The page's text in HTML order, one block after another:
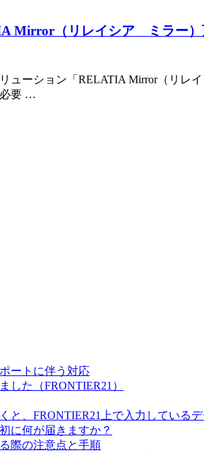
Mirror（リレイシア ミラー）
ューション「RELATIA Mirror（リ
必要 …
ートに伴う対応
した（FRONTIER21）
と、FRONTIER21上で入力している
に何が届きますか？
際の注意点と手順